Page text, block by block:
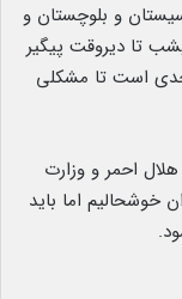
و بلوچستان و
تا دیروقت پیگیر
است تا مشکلی
احمر و وزارت
خوشحالیم اما باید